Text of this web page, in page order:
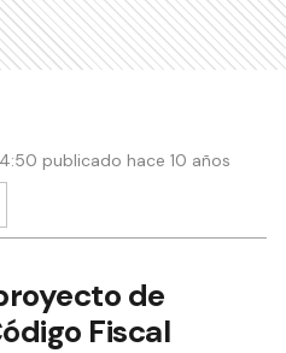
publicado hace 10 años
de
Fiscal